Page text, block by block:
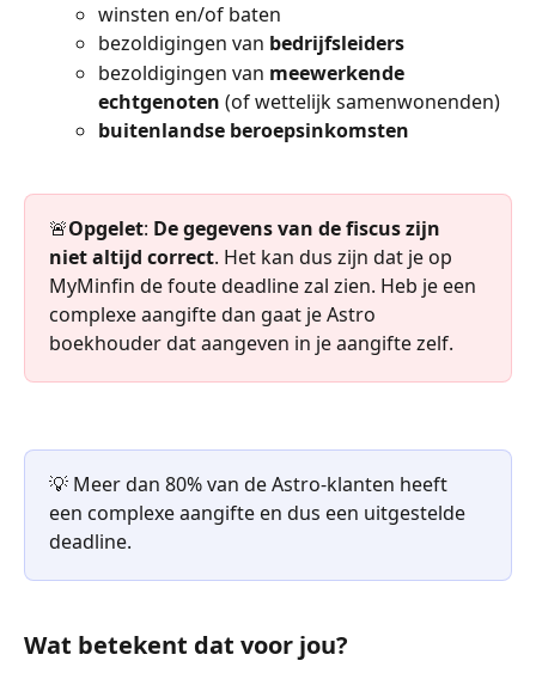
winsten en/of baten
bezoldigingen van bedrijfsleiders
bezoldigingen van meewerkende
echtgenoten (of wettelijk samenwonenden)
buitenlandse beroepsinkomsten
🚨Opgelet: De gegevens van de fiscus zijn
niet altijd correct. Het kan dus zijn dat je op
MyMinfin de foute deadline zal zien. Heb je een
complexe aangifte dan gaat je Astro
boekhouder dat aangeven in je aangifte zelf.
💡 Meer dan 80% van de Astro-klanten heeft
een complexe aangifte en dus een uitgestelde
deadline.
Wat betekent dat voor jou?